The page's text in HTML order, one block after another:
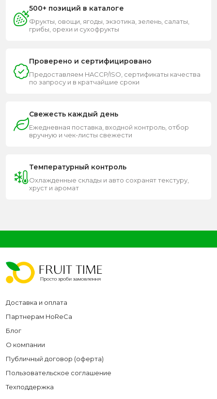
500+ позиций в каталоге
Фрукты, овощи, ягоды, экзотика, зелень, салаты,
грибы, орехи и сухофрукты
Проверено и сертифицировано
Предоставляем HACCP/ISO, сертификаты качества
по запросу и в кратчайшие сроки
Свежесть каждый день
Ежедневная поставка, входной контроль, отбор
вручную и чек-листы свежести
Температурный контроль
Охлажденные склады и авто сохранят текстуру,
хруст и аромат
Доставка и оплата
Партнерам HoReCa
Блог
О компании
Публичный договор (оферта)
Пользовательское соглашение
Техподдержка